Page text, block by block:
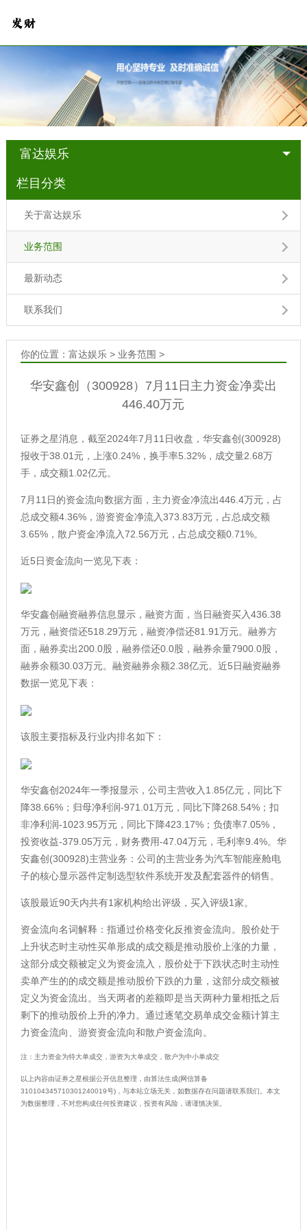
富达娱乐
栏目分类
关于富达娱乐
业务范围
最新动态
联系我们
你的位置： 富达娱乐> 业务范围 >
华安鑫创（300928）7月11日主力资金净卖出
446.40万元
证券之星消息，截至2024年7月11日收盘，华安鑫创(300928)
报收于38.01元，上涨0.24%，换手率5.32%，成交量2.68万
手，成交额1.02亿元。
7月11日的资金流向数据方面，主力资金净流出446.4万元，占
总成交额4.36%，游资资金净流入373.83万元，占总成交额
3.65%，散户资金净流入72.56万元，占总成交额0.71%。
近5日资金流向一览见下表：
华安鑫创融资融券信息显示，融资方面，当日融资买入436.38
万元，融资偿还518.29万元，融资净偿还81.91万元。融券方
面，融券卖出200.0股，融券偿还0.0股，融券余量7900.0股，
融券余额30.03万元。融资融券余额2.38亿元。近5日融资融券
数据一览见下表：
该股主要指标及行业内排名如下：
华安鑫创2024年一季报显示，公司主营收入1.85亿元，同比下
降38.66%；归母净利润-971.01万元，同比下降268.54%；扣
非净利润-1023.95万元，同比下降423.17%；负债率7.05%，
投资收益-379.05万元，财务费用-47.04万元，毛利率9.4%。华
安鑫创(300928)主营业务：公司的主营业务为汽车智能座舱电
子的核心显示器件定制选型软件系统开发及配套器件的销售。
该股最近90天内共有1家机构给出评级，买入评级1家。
资金流向名词解释：指通过价格变化反推资金流向。股价处于
上升状态时主动性买单形成的成交额是推动股价上涨的力量，
这部分成交额被定义为资金流入，股价处于下跌状态时主动性
卖单产生的的成交额是推动股价下跌的力量，这部分成交额被
定义为资金流出。当天两者的差额即是当天两种力量相抵之后
剩下的推动股价上升的净力。通过逐笔交易单成交金额计算主
力资金流向、游资资金流向和散户资金流向。
注：主力资金为特大单成交，游资为大单成交，散户为中小单成交
以上内容由证券之星根据公开信息整理，由算法生成(网信算备
310104345710301240019号)，与本站立场无关，如数据存在问题请联系我们。本文
为数据整理，不对您构成任何投资建议，投资有风险，请谨慎决策。